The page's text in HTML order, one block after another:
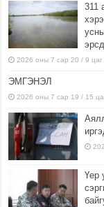
311
2026 оны 7 сар 20 / 9 цаг
ЭМГЭНЭЛ
2026 оны 7 сар 19 / 15
Үер